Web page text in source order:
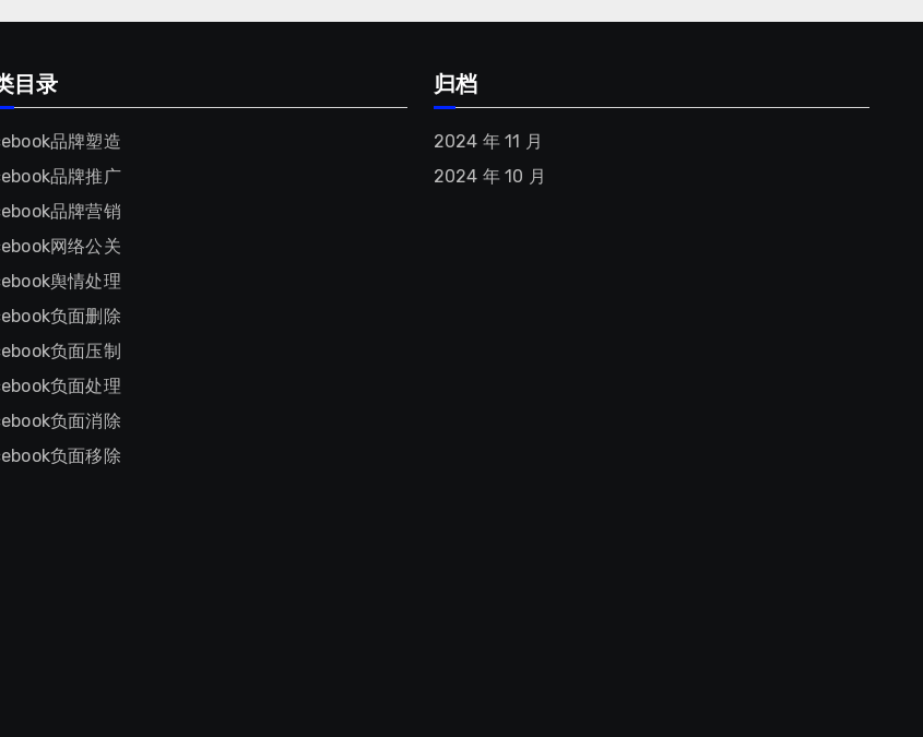
目录
品牌塑造
品牌推广
品牌营销
网络公关
舆情处理
负面删除
负面压制
负面处理
负面消除
负面移除
归档
2024 年 11 月
2024 年 10 月